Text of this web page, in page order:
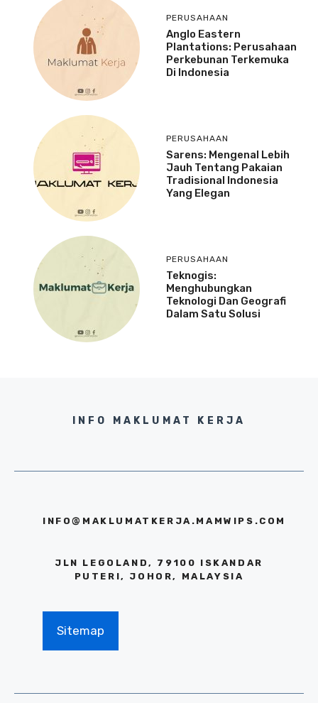
PERUSAHAAN
Anglo Eastern
Plantations: Perusahaan
Perkebunan Terkemuka
Di Indonesia
PERUSAHAAN
Sarens: Mengenal Lebih
Jauh Tentang Pakaian
Tradisional Indonesia
Yang Elegan
PERUSAHAAN
Teknogis:
Menghubungkan
Teknologi Dan Geografi
Dalam Satu Solusi
INFO MAKLUMAT KERJA
INFO@MAKLUMATKERJA.MAMWIPS.COM
JLN LEGOLAND, 79100 ISKANDAR
PUTERI, JOHOR, MALAYSIA
Sitemap